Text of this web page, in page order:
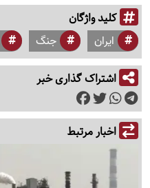
کلید واژگان
ایران جنگ
اشتراک گذاری خبر
اخبار مرتبط